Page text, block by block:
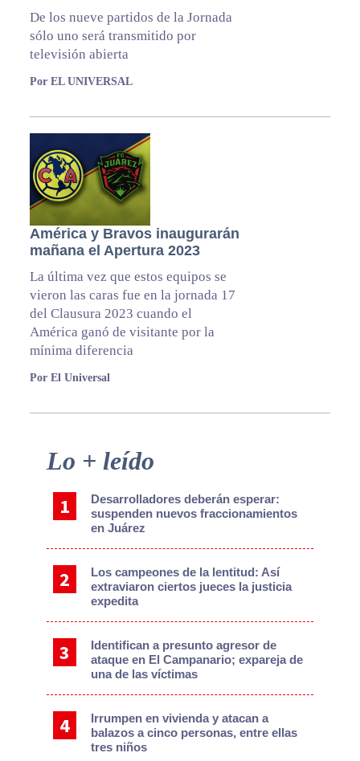
De los nueve partidos de la Jornada
sólo uno será transmitido por
televisión abierta
Por EL UNIVERSAL
América y Bravos inaugurarán
mañana el Apertura 2023
La última vez que estos equipos se
vieron las caras fue en la jornada 17
del Clausura 2023 cuando el
América ganó de visitante por la
mínima diferencia
Por El Universal
Primary
Sidebar
Lo + leído
Desarrolladores deberán esperar:
suspenden nuevos fraccionamientos
en Juárez
Los campeones de la lentitud: Así
extraviaron ciertos jueces la justicia
expedita
Identifican a presunto agresor de
ataque en El Campanario; expareja de
una de las víctimas
Irrumpen en vivienda y atacan a
balazos a cinco personas, entre ellas
tres niños